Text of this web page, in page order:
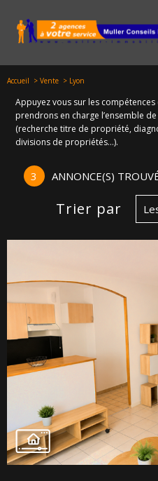
Accueil Vente Lyon
Appuyez vous sur les
prendrons en charge l’ensemble
(recherche titre de propriété,
divisions de propriétés…).
3 ANNONCE(S)
Trier par